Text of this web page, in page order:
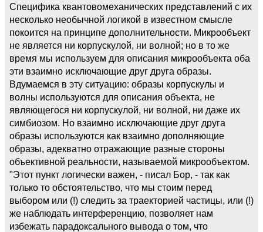
Специфика квантовомеханических представлений с их
несколько необычной логикой в известном смысле
покоится на принципе дополнительности. Микрообъект
не является ни корпускулой, ни волной; но в то же
время мы используем для описания микрообъекта оба
эти взаимно исключающие друг друга образы.
Вдумаемся в эту ситуацию: образы корпускулы и
волны используются для описания объекта, не
являющегося ни корпускулой, ни волной, ни даже их
симбиозом. Но взаимно исключающие друг друга
образы используются как взаимно дополняющие
образы, адекватно отражающие разные стороны
объективной реальности, называемой микрообъектом.
"Этот пункт логически важен, - писал Бор, - так как
только то обстоятельство, что мы стоим перед
выбором или (!) следить за траекторией частицы, или (!)
же наблюдать интерференцию, позволяет нам
избежать парадоксального вывода о том, что